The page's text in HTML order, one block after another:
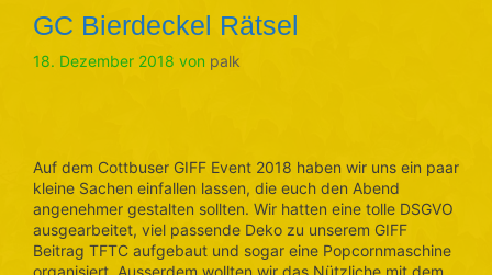
GC Bierdeckel Rätsel
18. Dezember 2018 von palk
Auf dem Cottbuser GIFF Event 2018 haben wir uns ein paar
kleine Sachen einfallen lassen, die euch den Abend
angenehmer gestalten sollten. Wir hatten eine tolle DSGVO
ausgearbeitet, viel passende Deko zu unserem GIFF
Beitrag TFTC aufgebaut und sogar eine Popcornmaschine